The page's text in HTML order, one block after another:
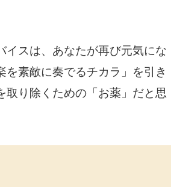
イスは、あなたが再び元気にな
素敵に奏でるチカラ」を引き
取り除くための「お薬」だと思